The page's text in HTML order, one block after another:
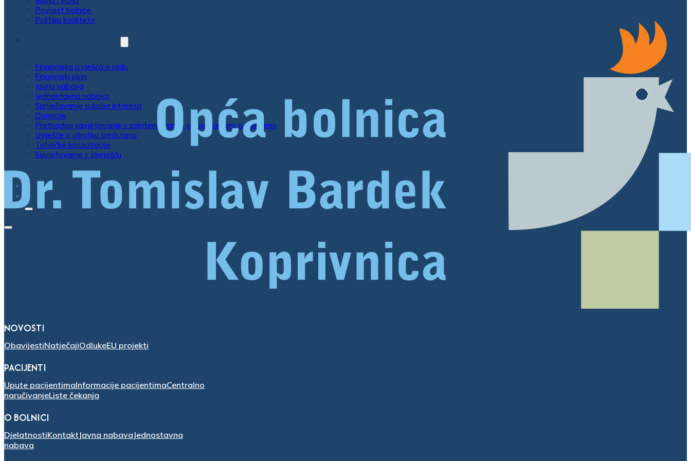
Povijest bolnice
Politika kvalitete
Financijska izvješća o radu
Financijski plan
Javna nabava
Jednostavna nabava
Spriječavanje sukoba interesa
Donacije
Prethodno savjetovanje s zainteresiranim gospodarskim subjektima
Izvješće o utrošku sredstava
Tehničke konzultacije
Savjetovanje s javnošću
LISTE ČEKANJA
EU PROJEKTI
KONTAKT
NOVOSTI
ObavijestiNatječajiOdlukeEU projekti
PACIJENTI
Upute pacijentimaInformacije pacijentimaCentralno
naručivanjeListe čekanja
O BOLNICI
DjelatnostiKontakt Javna nabava Jednostavna
nabava